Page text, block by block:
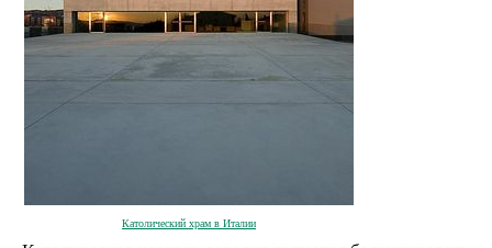
Католический храм в Италии